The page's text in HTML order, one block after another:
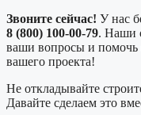
Звоните сейчас! У нас
8 (800) 100-00-79. Наши
ваши вопросы и помочь
вашего проекта!
Не откладывайте
Давайте сделаем это